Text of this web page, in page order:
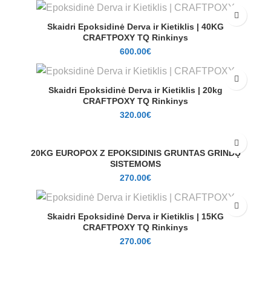
Skaidri Epoksidinė Derva ir Kietiklis | 40KG
CRAFTPOXY TQ Rinkinys
600.00€
Skaidri Epoksidinė Derva ir Kietiklis | 20kg
CRAFTPOXY TQ Rinkinys
320.00€
20KG EUROPOX Z EPOKSIDINIS GRUNTAS GRINDŲ
SISTEMOMS
270.00€
Skaidri Epoksidinė Derva ir Kietiklis | 15KG
CRAFTPOXY TQ Rinkinys
270.00€